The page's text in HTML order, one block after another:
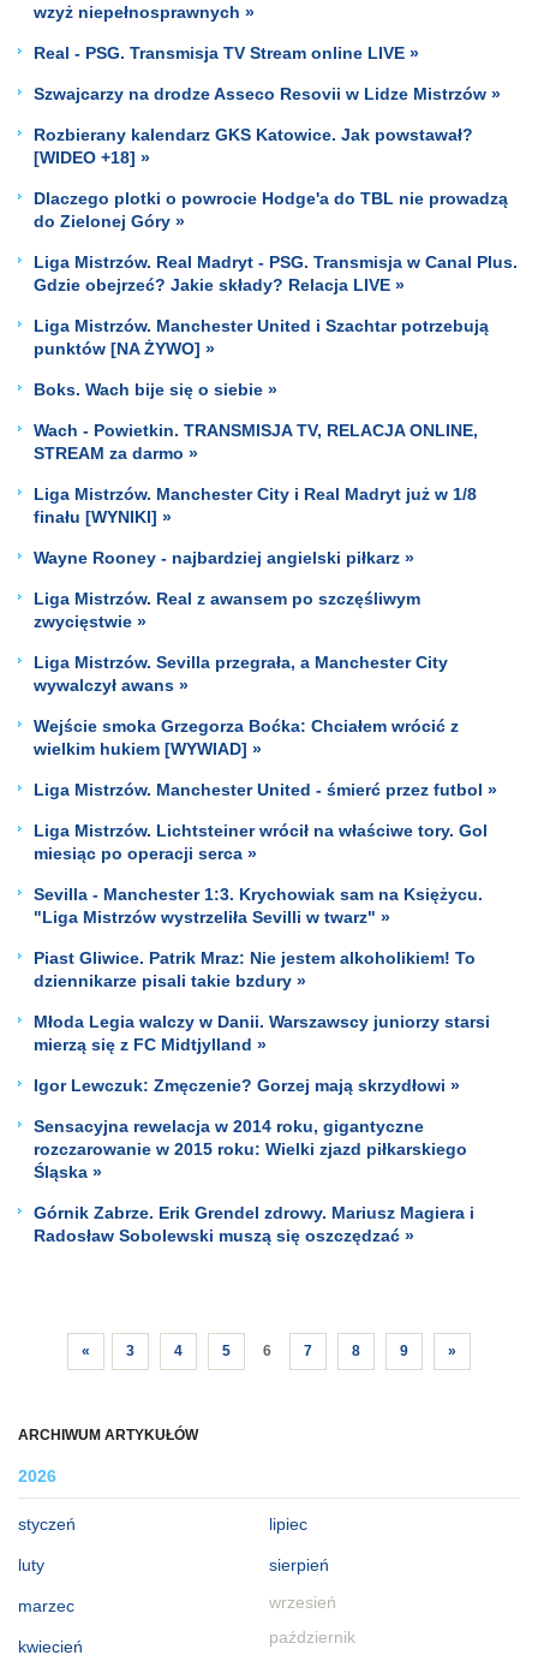
ARCHIWUM ARTYKUŁÓW
2026
styczeń
luty
marzec
kwiecień
lipiec
sierpień
wrzesień
październik
wzyż niepełnosprawnych »
Real - PSG. Transmisja TV Stream online LIVE »
Szwajcarzy na drodze Asseco Resovii w Lidze Mistrzów »
Rozbierany kalendarz GKS Katowice. Jak powstawał?
[WIDEO +18] »
Dlaczego plotki o powrocie Hodge'a do TBL nie prowadzą
do Zielonej Góry »
Liga Mistrzów. Real Madryt - PSG. Transmisja w Canal Plus.
Gdzie obejrzeć? Jakie składy? Relacja LIVE »
Liga Mistrzów. Manchester United i Szachtar potrzebują
punktów [NA ŻYWO] »
Boks. Wach bije się o siebie »
Wach - Powietkin. TRANSMISJA TV, RELACJA ONLINE,
STREAM za darmo »
Liga Mistrzów. Manchester City i Real Madryt już w 1/8
finału [WYNIKI] »
Wayne Rooney - najbardziej angielski piłkarz »
Liga Mistrzów. Real z awansem po szczęśliwym
zwycięstwie »
Liga Mistrzów. Sevilla przegrała, a Manchester City
wywalczył awans »
Wejście smoka Grzegorza Boćka: Chciałem wrócić z
wielkim hukiem [WYWIAD] »
Liga Mistrzów. Manchester United - śmierć przez futbol »
Liga Mistrzów. Lichtsteiner wrócił na właściwe tory. Gol
miesiąc po operacji serca »
Sevilla - Manchester 1:3. Krychowiak sam na Księżycu.
"Liga Mistrzów wystrzeliła Sevilli w twarz" »
Piast Gliwice. Patrik Mraz: Nie jestem alkoholikiem! To
dziennikarze pisali takie bzdury »
Młoda Legia walczy w Danii. Warszawscy juniorzy starsi
mierzą się z FC Midtjylland »
Igor Lewczuk: Zmęczenie? Gorzej mają skrzydłowi »
Sensacyjna rewelacja w 2014 roku, gigantyczne
rozczarowanie w 2015 roku: Wielki zjazd piłkarskiego
Śląska »
Górnik Zabrze. Erik Grendel zdrowy. Mariusz Magiera i
Radosław Sobolewski muszą się oszczędzać »
« 3 4 5 6 7 8 9 »